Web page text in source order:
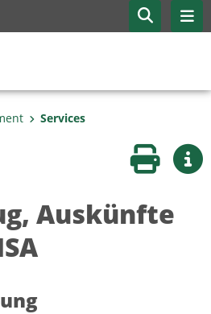
Services
Seite
Auskünfte